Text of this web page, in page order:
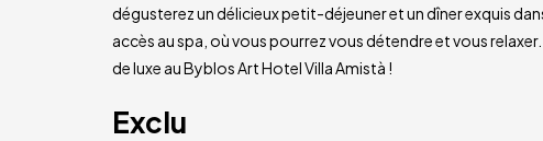
dégusterez un délicieux petit-déjeuner et un dîner exquis
accès au spa, où vous pourrez vous détendre et vous
de luxe au Byblos Art Hotel Villa Amistà !
Exclu